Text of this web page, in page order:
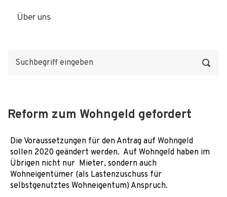
Über uns
Reform zum Wohngeld gefordert
Die Voraussetzungen für den Antrag auf Wohngeld
sollen 2020 geändert werden. Auf Wohngeld haben im
Übrigen nicht nur Mieter, sondern auch
Wohneigentümer (als Lastenzuschuss für
selbstgenutztes Wohneigentum) Anspruch.